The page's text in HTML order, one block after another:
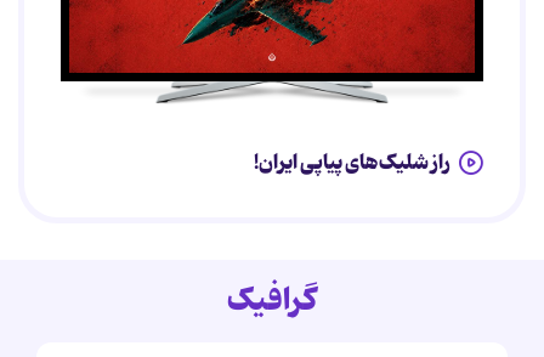
راز شلیک‌های پیاپی ایران!
گرافیک